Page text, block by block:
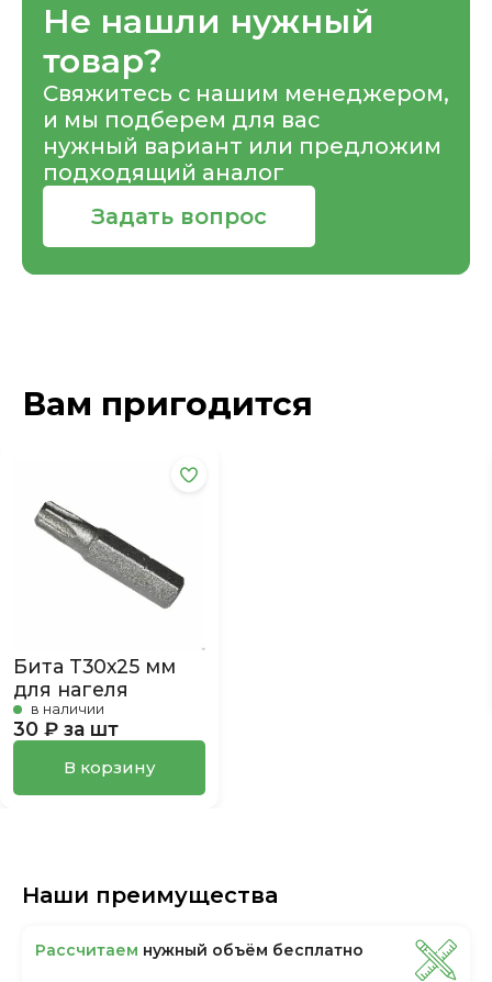
Не нашли нужный
товар?
Свяжитесь с нашим менеджером,
и мы подберем для вас
нужный вариант или предложим
подходящий аналог
Задать вопрос
Вам пригодится
Бита Т30х25 мм
для нагеля
в наличии
30 ₽ за шт
В корзину
Наши преимущества
Рассчитаем нужный объём бесплатно